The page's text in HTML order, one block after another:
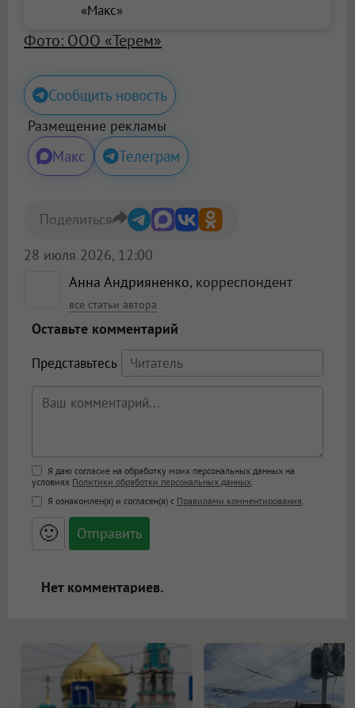
«Макс»
Фото: ООО «Терем»
Сообщить новость
Размещение рекламы
Макс Телеграм
Анна Андрияненко, корреспондент
все статьи автора
28 июля 2026, 12:00
Поделиться
Оставьте комментарий
Представьтесь
Поддержка HTML
<b>, <strong>, <u>, <i>, <em>, <s>, <big>,
<small>, <sup>, <sub>, <pre>, <ul>, <ol>, <li>,
<blockquote>, <code> экранирует HTML,
адреса URL автоматически становятся
ссылками, и [img]адрес[/img] будет
Я даю согласие на обработку моих персональных данных на
условиях Политики обработки персональных данных.
Я ознакомлен(а) и согласен(а) с Правилами комментирования.
🙂
Нет комментариев.